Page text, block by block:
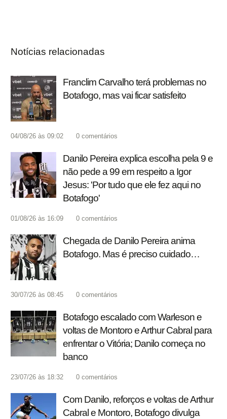
Notícias relacionadas
Franclim Carvalho terá problemas no
Botafogo, mas vai ficar satisfeito
04/08/26 às 09:02 0 comentários
Danilo Pereira explica escolha pela 9 e
não pede a 99 em respeito a Igor
Jesus: 'Por tudo que ele fez aqui no
Botafogo'
01/08/26 às 16:09 0 comentários
Chegada de Danilo Pereira anima
Botafogo. Mas é preciso cuidado…
30/07/26 às 08:45 0 comentários
Botafogo escalado com Warleson e
voltas de Montoro e Arthur Cabral para
enfrentar o Vitória; Danilo começa no
banco
23/07/26 às 18:32 0 comentários
Com Danilo, reforços e voltas de Arthur
Cabral e Montoro, Botafogo divulga